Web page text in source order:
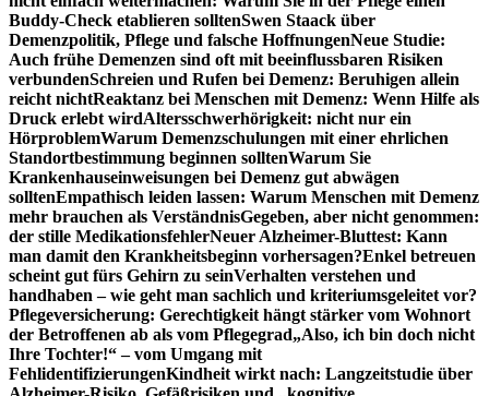
Buddy-Check etablieren solltenSwen Staack über
Demenzpolitik, Pflege und falsche HoffnungenNeue Studie:
Auch frühe Demenzen sind oft mit beeinflussbaren Risiken
verbundenSchreien und Rufen bei Demenz: Beruhigen allein
reicht nichtReaktanz bei Menschen mit Demenz: Wenn Hilfe als
Druck erlebt wirdAltersschwerhörigkeit: nicht nur ein
HörproblemWarum Demenzschulungen mit einer ehrlichen
Standortbestimmung beginnen solltenWarum Sie
Krankenhauseinweisungen bei Demenz gut abwägen
solltenEmpathisch leiden lassen: Warum Menschen mit Demenz
mehr brauchen als VerständnisGegeben, aber nicht genommen:
der stille MedikationsfehlerNeuer Alzheimer-Bluttest: Kann
man damit den Krankheitsbeginn vorhersagen?Enkel betreuen
scheint gut fürs Gehirn zu seinVerhalten verstehen und
handhaben – wie geht man sachlich und kriteriumsgeleitet vor?
Pflegeversicherung: Gerechtigkeit hängt stärker vom Wohnort
der Betroffenen ab als vom Pflegegrad„Also, ich bin doch nicht
Ihre Tochter!“ – vom Umgang mit
FehlidentifizierungenKindheit wirkt nach: Langzeitstudie über